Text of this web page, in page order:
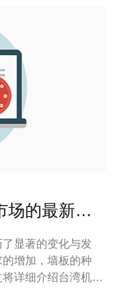
场的最新动
显著的变化与发
增加，墙板的种
详细介绍台湾机房